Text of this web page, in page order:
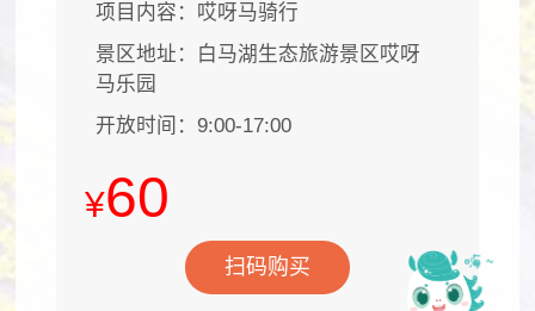
项目内容：哎呀马骑行
景区地址：白马湖生态旅游景区哎呀
马乐园
开放时间：9:00-17:00
¥60
扫码购买